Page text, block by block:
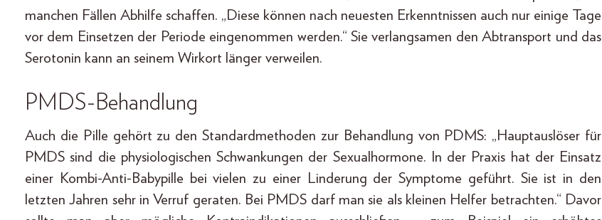
manchen Fällen Abhilfe schaffen. „Diese können nach neuesten Erkenntnissen auch nur einige Tage
vor dem Einsetzen der Periode eingenommen werden.“ Sie verlangsamen den Abtransport und das
Serotonin kann an seinem Wirkort länger verweilen.
PMDS-Behandlung
Auch die Pille gehört zu den Standardmethoden zur Behandlung von PDMS: „Hauptauslöser für
PMDS sind die physiologischen Schwankungen der Sexualhormone. In der Praxis hat der Einsatz
einer Kombi-Anti-Babypille bei vielen zu einer Linderung der Symptome geführt. Sie ist in den
letzten Jahren sehr in Verruf geraten. Bei PMDS darf man sie als kleinen Helfer betrachten.“ Davor